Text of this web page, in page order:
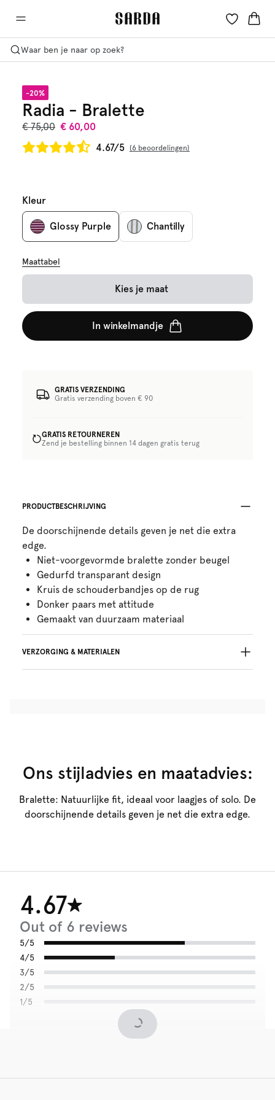
Waar ben je naar op zoek?
-20%
Radia - Bralette
€ 75,00 € 60,00
4.67/5
6 beoordelingen
Kleur
Glossy Purple Chantilly
Maattabel
Kies je maat
In winkelmandje
GRATIS VERZENDING
Gratis verzending boven € 90
GRATIS RETOURNEREN
Zend je bestelling binnen 14 dagen gratis terug
PRODUCTBESCHRIJVING
De doorschijnende details geven je net die extra
edge.
Niet-voorgevormde bralette zonder beugel
Gedurfd transparant design
Kruis de schouderbandjes op de rug
Donker paars met attitude
Gemaakt van duurzaam materiaal
VERZORGING & MATERIALEN
Polyamide:84%, Elastaan:16%
Ons stijladvies en maatadvies:
Bralette: Natuurlijke fit, ideaal voor laagjes of solo. De
doorschijnende details geven je net die extra edge.
4.67
Out of 6 reviews
5/5
4/5
3/5
2/5
1/5